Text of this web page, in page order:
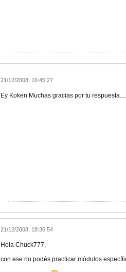
21/12/2008, 16:45:27
Ey Koken Muchas gracias por tu
21/12/2008, 18:36:54
Hola Chuck777,
con ese no podés practicar módulos